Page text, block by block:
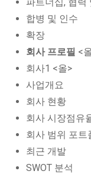
합병 및 인수
확장
회사 프로필 <
회사1 <올>
사업개요
회사 현황
회사 시장점유
회사 범위 포트
최근 개발
SWOT 분석